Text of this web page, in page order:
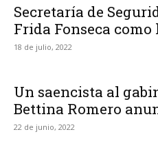
Secretaría de
Frida Fonseca
18 de julio, 2022
Un saencista al
Bettina Romero
22 de junio, 2022